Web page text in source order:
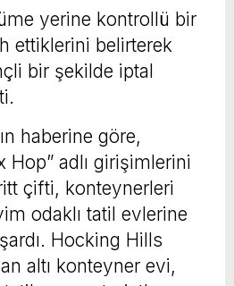
yerine kontrollü bir
ettiklerini belirterek
bir şekilde iptal
haberine göre,
Hop” adlı girişimlerini
çifti, konteynerleri
odaklı tatil evlerine
Hocking Hills
altı konteyner evi,